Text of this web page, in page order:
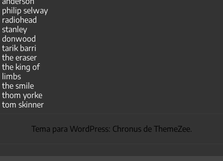
philip selway
radiohead
stanley
donwood
tarik barri
the eraser
the king of
limbs
the smile
thom yorke
tom skinner
Tema para WordPress: Chronus de ThemeZee.